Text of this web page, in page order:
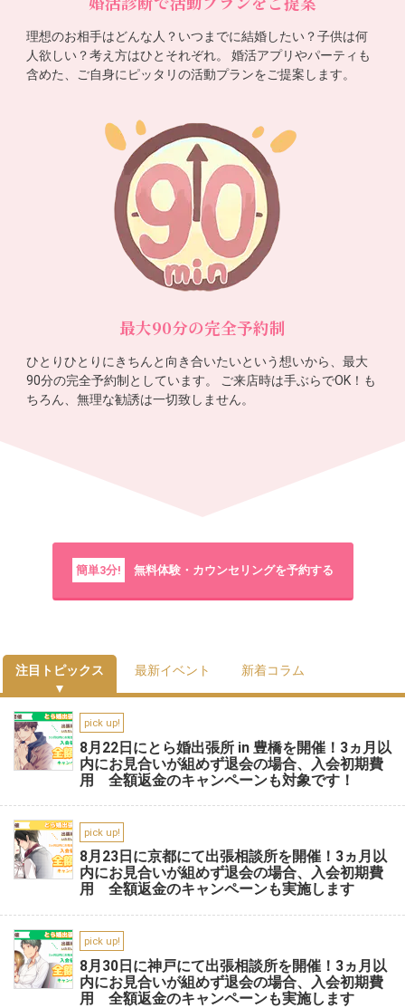
理想のお相手はどんな人？いつまでに結婚したい？子供は何
人欲しい？考え方はひとそれぞれ。 婚活アプリやパーティも
含めた、ご自身にピッタリの活動プランをご提案します。
最大90分の完全予約制
ひとりひとりにきちんと向き合いたいという想いから、最大
90分の完全予約制としています。 ご来店時は手ぶらでOK！も
ちろん、無理な勧誘は一切致しません。
簡単3分! 無料体験・カウンセリングを予約する
注目トピックス 最新イベント 新着コラム
pick up!
8月22日にとら婚出張所 in 豊橋を開催！3ヵ月以
内にお見合いが組めず退会の場合、入会初期費
用 全額返金のキャンペーンも対象です！
pick up!
8月23日に京都にて出張相談所を開催！3ヵ月以
内にお見合いが組めず退会の場合、入会初期費
用 全額返金のキャンペーンも実施します
pick up!
8月30日に神戸にて出張相談所を開催！3ヵ月以
内にお見合いが組めず退会の場合、入会初期費
用 全額返金のキャンペーンも実施します